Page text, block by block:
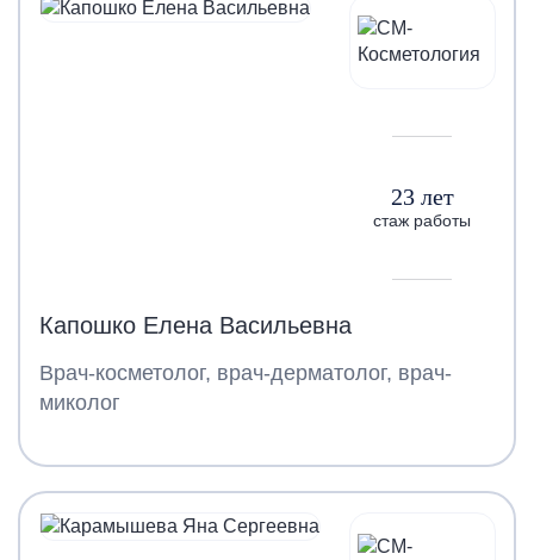
23 лет
стаж работы
Капошко Елена Васильевна
Врач-косметолог, врач-дерматолог, врач-
миколог